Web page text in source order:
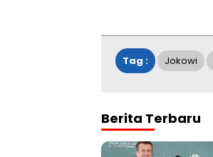
Tag : Jokowi
Berita Terbaru